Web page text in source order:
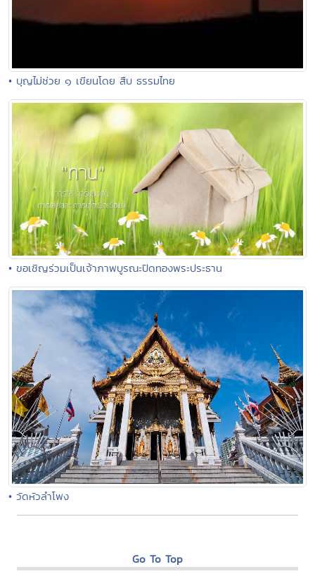
• บุญไม่ช่วย ๑ เขียนโดย สืบ ธรรมไทย
• ขอเชิญร่วมเป็นเจ้าภาพบูรณะปิดทองพระประธาน
• วัดหัวลำโพง
Go To Top